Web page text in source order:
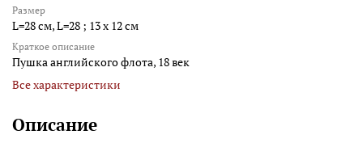
Размер
L=28 см, L=28 ; 13 х 12 см
Краткое описание
Пушка английского флота, 18 век
Все характеристики
Описание